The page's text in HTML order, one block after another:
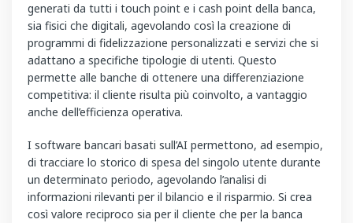
generati da tutti i touch point e i cash point della banca,
sia fisici che digitali, agevolando così la creazione di
programmi di fidelizzazione personalizzati e servizi che si
adattano a specifiche tipologie di utenti. Questo
permette alle banche di ottenere una differenziazione
competitiva: il cliente risulta più coinvolto, a vantaggio
anche dell’efficienza operativa.
I software bancari basati sull’AI permettono, ad esempio,
di tracciare lo storico di spesa del singolo utente durante
un determinato periodo, agevolando l’analisi di
informazioni rilevanti per il bilancio e il risparmio. Si crea
così valore reciproco sia per il cliente che per la banca